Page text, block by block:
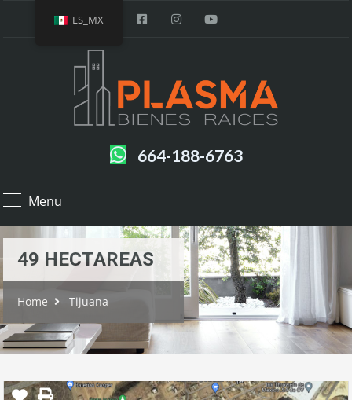
664-188-6763
Menu
49 HECTAREAS
Home Tijuana
ES_MX